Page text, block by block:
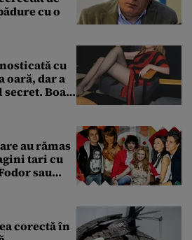
cu o
cu
oară, dar a
secret. Boala
au rămas
tari cu
sau
corectă în